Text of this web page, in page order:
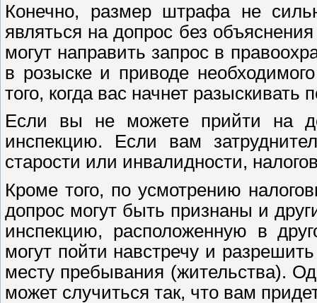
Конечно, размер штрафа не
являться на допрос без
могут направить запрос в
в розыске и приводе
того, когда вас начнет
Если вы не можете прийти на
инспекцию. Если вам
старости или инвалидности,
Кроме того, по усмотрению
допрос могут быть признаны и
инспекцию, расположенную в
могут пойти навстречу и
месту пребывания (жительства).
может случиться так, что вам